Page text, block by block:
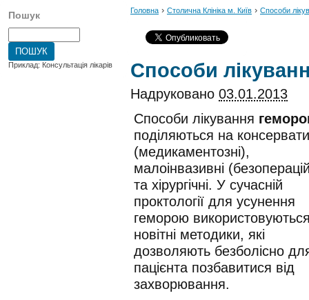
Пошук
Приклад: Консультація лікарів
Головна › Столична Клініка м. Київ › Способи
Способи
Надруковано 03.01.2013
Способи лікування
поділяються на
(медикаментозні),
малоінвазивні
та хірургічні. У сучасній
проктології для усунення
геморою
новітні методики, які
дозволяють безболісно
пацієнта позбавитися від
захворювання.